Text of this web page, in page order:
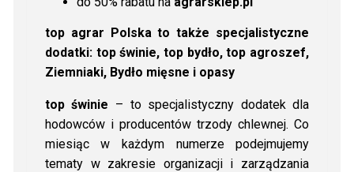
top agrar Polska to także specjalistyczne
dodatki: top świnie, top bydło, top agroszef,
Ziemniaki, Bydło mięsne i opasy
top świnie – to specjalistyczny dodatek dla
hodowców i producentów trzody chlewnej. Co
miesiąc w każdym numerze podejmujemy
tematy w zakresie organizacji i zarządzania